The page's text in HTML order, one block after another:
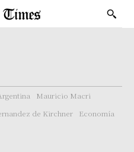
Mauricio Macri
de Kirchner
Economía